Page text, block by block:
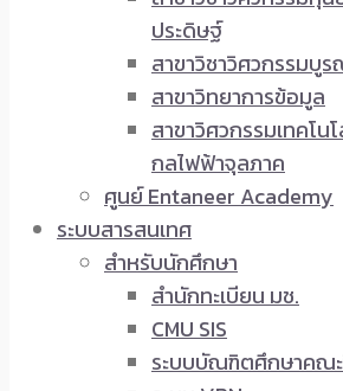
ประดิษฐ์
สาขาวิชาวิศวกรรมบู
สาขาวิทยาการข้อมูล
สาขาวิศวกรรมเทคโน
กลไฟฟ้าจุลภาค
ศูนย์ Entaneer Academy
ระบบสารสนเทศ
สำหรับนักศึกษา
สำนักทะเบียน มช.
CMU SIS
ระบบบัณฑิตศึกษาคณ